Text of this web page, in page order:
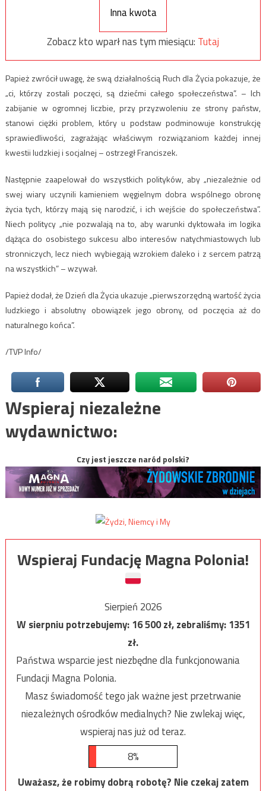
Inna kwota
Zobacz kto wparł nas tym miesiącu: Tutaj
Papież zwrócił uwagę, że swą działalnością Ruch dla Życia pokazuje, że
„ci, którzy zostali poczęci, są dziećmi całego społeczeństwa”. – Ich
zabijanie w ogromnej liczbie, przy przyzwoleniu ze strony państw,
stanowi ciężki problem, który u podstaw podminowuje konstrukcję
sprawiedliwości, zagrażając właściwym rozwiązaniom każdej innej
kwestii ludzkiej i socjalnej – ostrzegł Franciszek.
Następnie zaapelował do wszystkich polityków, aby „niezależnie od
swej wiary uczynili kamieniem węgielnym dobra wspólnego obronę
życia tych, którzy mają się narodzić, i ich wejście do społeczeństwa”.
Niech politycy „nie pozwalają na to, aby warunki dyktowała im logika
dążąca do osobistego sukcesu albo interesów natychmiastowych lub
stronniczych, lecz niech wybiegają wzrokiem daleko i z sercem patrzą
na wszystkich” – wzywał.
Papież dodał, że Dzień dla Życia ukazuje „pierwszorzędną wartość życia
ludzkiego i absolutny obowiązek jego obrony, od poczęcia aż do
naturalnego końca”.
/TVP Info/
Wspieraj niezależne
wydawnictwo:
Czy jest jeszcze naród polski?
Wspieraj Fundację Magna Polonia!
Sierpień 2026
W sierpniu potrzebujemy:16 500zł, zebraliśmy:1351
zł.
Państwa wsparcie jest niezbędne dla funkcjonowania
Fundacji Magna Polonia.
Masz świadomość tego jak ważne jest przetrwanie
niezależnych ośrodków medialnych? Nie zwlekaj więc,
wspieraj nas już od teraz.
8%
Uważasz, że robimy dobrą robotę? Nie czekaj zatem